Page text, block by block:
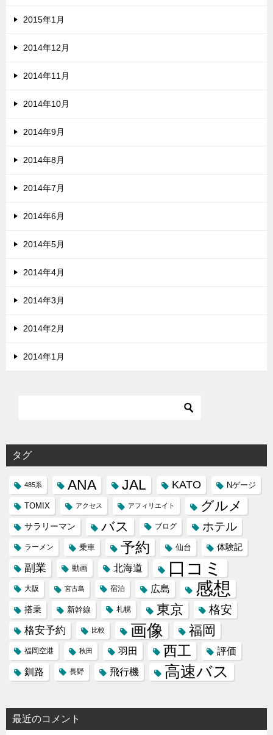
2015年1月
2014年12月
2014年11月
2014年10月
2014年9月
2014年8月
2014年7月
2014年6月
2014年5月
2014年4月
2014年3月
2014年2月
2014年1月
タグ
485系 ANA JAL KATO Nゲージ
TOMIX アクセス アフィリエイト グルメ
サラリーマン バス ブログ ホテル
ラーメン 乗車 予約 仙台 体験記
副業 動画 北海道 口コミ
大阪 宮古島 宿泊 広島 感想
搭乗 新幹線 札幌 東京 格安
格安予約 比較 画像 福岡
福岡空港 秋田 羽田 西工
評価
釧路
長野 飛行機 高速バス
最近のコメント